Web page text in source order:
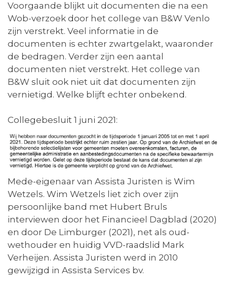
Voorgaande blijkt uit documenten die na een
Wob-verzoek door het college van B&W Venlo
zijn verstrekt. Veel informatie in de
documenten is echter zwartgelakt, waaronder
de bedragen. Verder zijn een aantal
documenten niet verstrekt. Het college van
B&W sluit ook niet uit dat documenten zijn
vernietigd. Welke blijft echter onbekend.
Collegebesluit 1 juni 2021:
Mede-eigenaar van Assista Juristen is Wim
Wetzels. Wim Wetzels liet zich over zijn
persoonlijke band met Hubert Bruls
interviewen door het Financieel Dagblad (2020)
en door De Limburger (2021), net als oud-
wethouder en huidig VVD-raadslid Mark
Verheijen. Assista Juristen werd in 2010
gewijzigd in Assista Services bv.